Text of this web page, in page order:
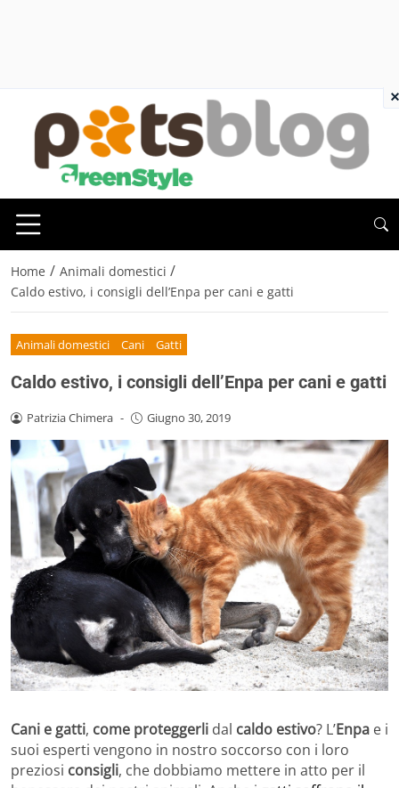
Home / Animali domestici /
Caldo estivo, i consigli dell’Enpa per cani e gatti
Animali domestici Cani Gatti
Caldo estivo, i consigli dell’Enpa per cani e gatti
Patrizia Chimera - Giugno 30, 2019
Cani e gatti, come proteggerli dal caldo estivo? L’Enpa e i
suoi esperti vengono in nostro soccorso con i loro
preziosi consigli, che dobbiamo mettere in atto per il
×